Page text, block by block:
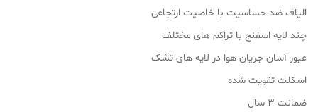
الیاف ضد حساسیت با خاصیت ارتجاعی
چند لایه اسفنج با تراکم های مختلف
عبور آسان جریان هوا در لایه های تشک
اسکلت تقویت شده
ضمانت 3 سال